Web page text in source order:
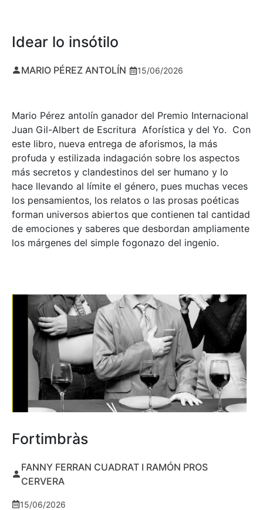
Idear lo insótilo
MARIO PÉREZ ANTOLÍN 15/06/2026
Mario Pérez antolín ganador del Premio Internacional
Juan Gil-Albert de Escritura Aforística y del Yo. Con
este libro, nueva entrega de aforismos, la más
profuda y estilizada indagación sobre los aspectos
más secretos y clandestinos del ser humano y lo
hace llevando al límite el género, pues muchas veces
los pensamientos, los relatos o las prosas poéticas
forman universos abiertos que contienen tal cantidad
de emociones y saberes que desbordan ampliamente
los márgenes del simple fogonazo del ingenio.
Fortimbràs
FANNY FERRAN CUADRAT I RAMÓN PROS
CERVERA
15/06/2026